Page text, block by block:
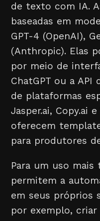
de texto com IA.
baseadas em
GPT-4 (OpenAI),
(Anthropic). Elas
por meio de
ChatGPT ou a API
de plataformas
Jasper.ai, Copy.ai
oferecem
para produtores
Para um uso
permitem a
em seus próprios
por exemplo,